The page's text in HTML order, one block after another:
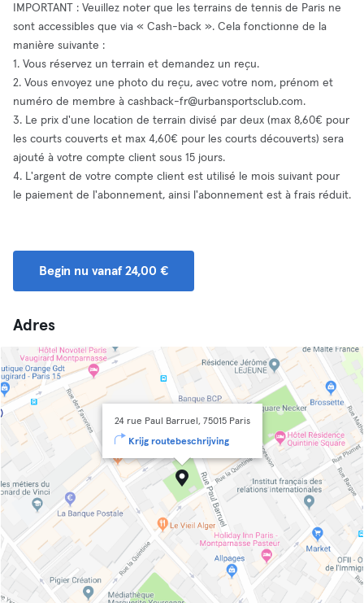
IMPORTANT : Veuillez noter que les terrains de tennis de Paris ne
sont accessibles que via « Cash-back ». Cela fonctionne de la
manière suivante :
1. Vous réservez un terrain et demandez un reçu.
2. Vous envoyez une photo du reçu, avec votre nom, prénom et
numéro de membre à cashback-fr@urbansportsclub.com.
3. Le prix d'une location de terrain divisé par deux (max 8,60€ pour
les courts couverts et max 4,60€ pour les courts découverts) sera
ajouté à votre compte client sous 15 jours.
4. L'argent de votre compte client est utilisé le mois suivant pour
le paiement de l'abonnement, ainsi l'abonnement est à frais réduit.
Begin nu vanaf 24,00 €
Adres
24 rue Paul Barruel, 75015 Paris
Krijg routebeschrijving